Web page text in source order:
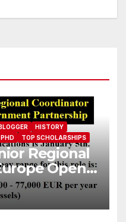
BLOGGER
HISTORY
PHD TOP SCHOLARSHIPS
Regional